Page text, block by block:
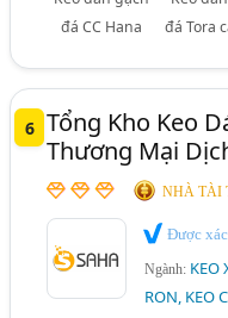
đá CC Hana
đá Tora
6 Tổng Kho Keo
Thương Mại
NHÀ TÀI
Được
Ngành: KEO
RON, KEO